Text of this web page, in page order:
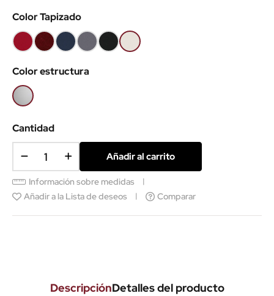
Color Tapizado
Rojo
B79
Granate
B109
Azul
marino
B98
Gris
B8010
Negro
B9
Polipiel
Blanca
Color estructura
Gris
aluminio
Cantidad
Añadir al carrito
Información sobre medidas
Añadir a la Lista de deseos
Comparar
DescripciónDetalles del producto